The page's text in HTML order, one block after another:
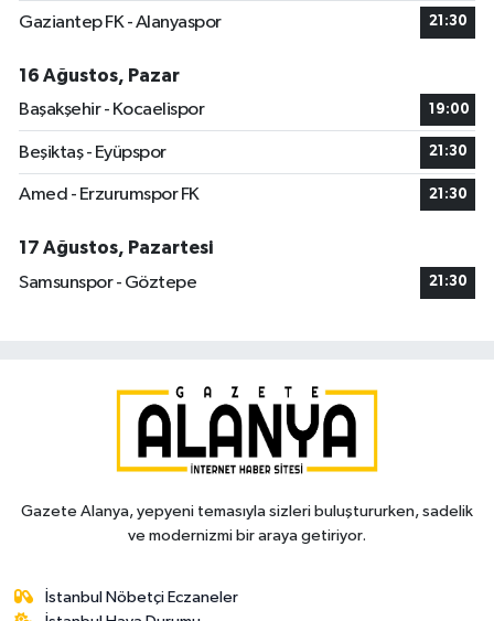
Gaziantep FK - Alanyaspor 21:30
16 Ağustos, Pazar
Başakşehir - Kocaelispor
19:00
Beşiktaş - Eyüpspor 21:30
Amed - Erzurumspor FK 21:30
17 Ağustos, Pazartesi
Samsunspor - Göztepe
21:30
Gazete Alanya, yepyeni temasıyla sizleri buluştururken, sadelik
ve modernizmi bir araya getiriyor.
İstanbul Nöbetçi Eczaneler